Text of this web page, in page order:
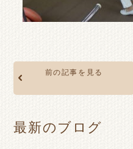
前の記事を見る
最新のブログ